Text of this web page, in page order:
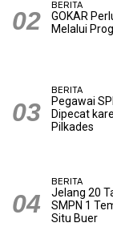
BERITA
GOKAR
Melalui
BERITA
Pegawai
Dipecat
Pilkades
BERITA
Jelang 20
SMPN 1
Situ Buer